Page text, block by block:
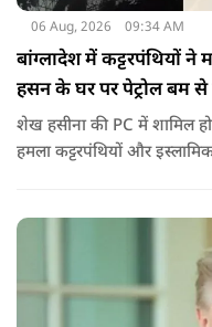
06 Aug, 2026 09:34 AM
बांग्लादेश में कट्टरपंथियों
हसन के घर पर पेट्रोल बम
शेख हसीना की PC में शामिल
हमला कट्टरपंथियों और
जरिए संबोधन दिया था.